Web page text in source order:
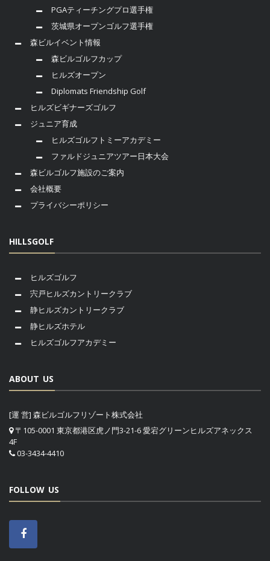
PGAティーチングプロ選手権
茨城県オープンゴルフ選手権
森ビルイベント情報
森ビルゴルフカップ
ヒルズオープン
Diplomats Friendship Golf
ヒルズビギナーズゴルフ
ジュニア育成
ヒルズゴルフトミーアカデミー
ファルドジュニアツアー日本大会
森ビルゴルフ施設のご案内
会社概要
プライバシーポリシー
HILLSGOLF
ヒルズゴルフ
宍戸ヒルズカントリークラブ
静ヒルズカントリークラブ
静ヒルズホテル
ヒルズゴルフアカデミー
ABOUT US
[運 営] 森ビルゴルフリゾート株式会社
〒105-0001 東京都港区虎ノ門3-21-6 愛宕グリーンヒルズアネックス
4F
03-3434-4410
FOLLOW US